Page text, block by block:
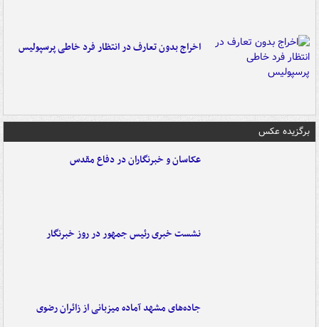
اخراج بدون تعارف در انتظار فرد خاطی پرسپولیس
برگزیده عکس
عکاسان و خبرنگاران در دفاع مقدس
نشست خبری رئیس جمهور در روز خبرنگار
جاده‌های مشهد آماده میزبانی از زائران رضوی